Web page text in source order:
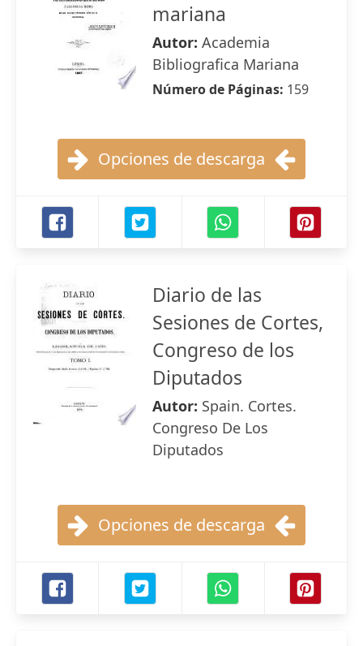
mariana
Autor: Academia
Bibliografica Mariana
Número de Páginas: 159
Opciones de descarga
Diario de las
Sesiones de Cortes,
Congreso de los
Diputados
Autor: Spain. Cortes.
Congreso De Los
Diputados
Opciones de descarga